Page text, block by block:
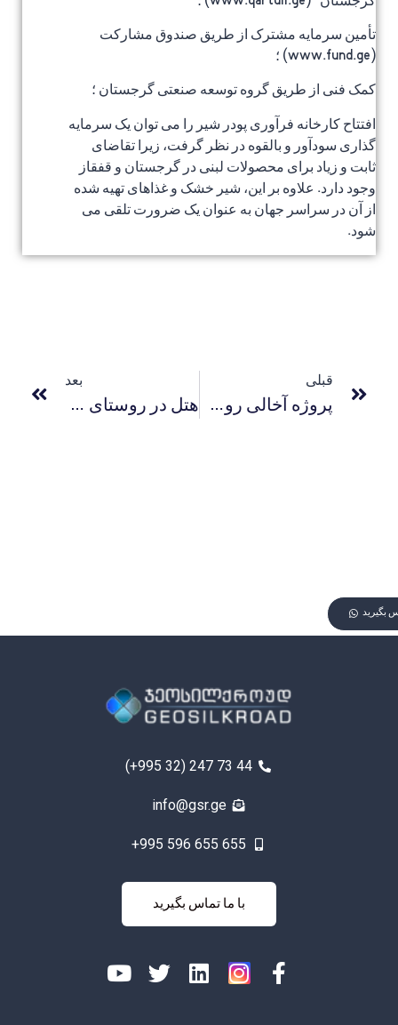
تأمین سرمایه مشترک از طریق صندوق مشارکت
(www.fund.ge) ؛
کمک فنی از طریق گروه توسعه صنعتی گرجستان ؛
افتتاح کارخانه فرآوری پودر شیر را می توان یک سرمایه
گذاری سودآور و بالقوه در نظر گرفت، زیرا تقاضای
ثابت و زیاد برای محصولات لبنی در گرجستان و قفقاز
وجود دارد. علاوه بر این، شیر خشک و غذاهای تهیه شده
از آن در سراسر جهان به عنوان یک ضرورت تلقی می
شود.
قبلی
پروژه آخالی روستاوی
بعد
هتل در روستای گامارجوا
بگیرید
(+995 32) 247 73 44
info@gsr.ge
+995 596 655 655
با ما تماس بگیرید